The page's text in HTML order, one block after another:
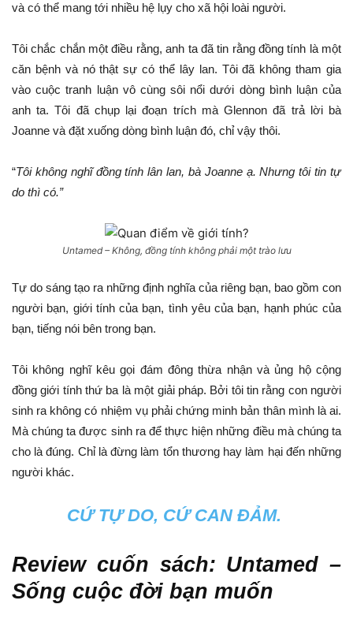
và có thể mang tới nhiều hệ lụy cho xã hội loài người.
Tôi chắc chắn một điều rằng, anh ta đã tin rằng đồng tính là một
căn bệnh và nó thật sự có thể lây lan. Tôi đã không tham gia
vào cuộc tranh luận vô cùng sôi nổi dưới dòng bình luận của
anh ta. Tôi đã chụp lại đoạn trích mà Glennon đã trả lời bà
Joanne và đặt xuống dòng bình luận đó, chỉ vậy thôi.
“Tôi không nghĩ đồng tính lân lan, bà Joanne ạ. Nhưng tôi tin tự
do thì có.”
Untamed – Không, đồng tính không phải một trào lưu
Tự do sáng tạo ra những định nghĩa của riêng bạn, bao gồm con
người bạn, giới tính của bạn, tình yêu của bạn, hạnh phúc của
bạn, tiếng nói bên trong bạn.
Tôi không nghĩ kêu gọi đám đông thừa nhận và ủng hộ cộng
đồng giới tính thứ ba là một giải pháp. Bởi tôi tin rằng con người
sinh ra không có nhiệm vụ phải chứng minh bản thân mình là ai.
Mà chúng ta được sinh ra để thực hiện những điều mà chúng ta
cho là đúng. Chỉ là đừng làm tổn thương hay làm hại đến những
người khác.
CỨ TỰ DO, CỨ CAN ĐẢM.
Review cuốn sách: Untamed –
Sống cuộc đời bạn muốn